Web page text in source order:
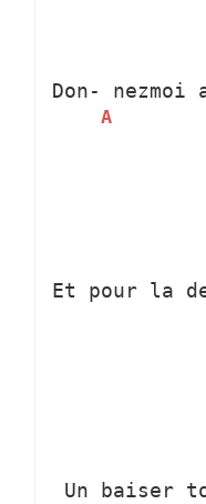
Don-
A
nezmoi
Et pour la
Un baiser